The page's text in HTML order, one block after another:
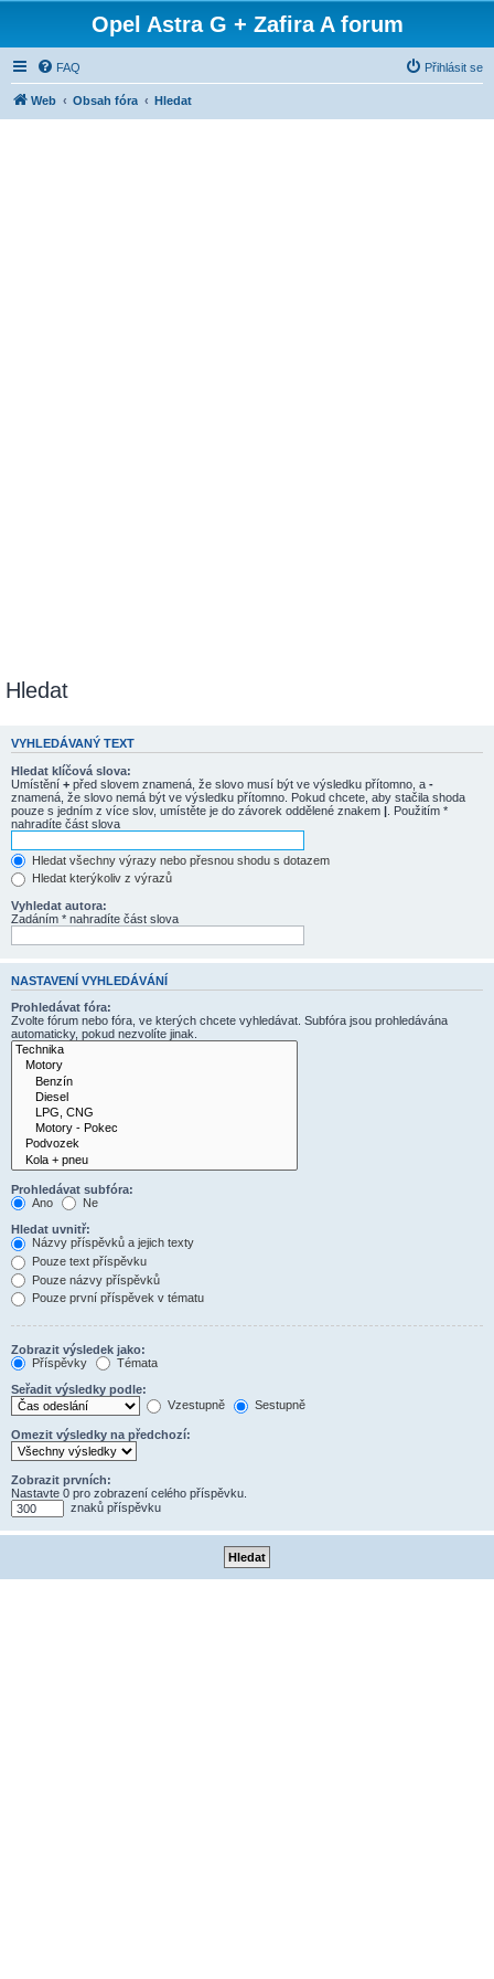
Opel Astra G + Zafira A forum
FAQ Přihlásit se
Web Obsah fóra Hledat
Hledat
VYHLEDÁVANÝ TEXT
Hledat klíčová slova:
Umístění + před slovem znamená, že slovo musí být ve výsledku přítomno, a -
znamená, že slovo nemá být ve výsledku přítomno. Pokud chcete, aby stačila shoda
pouze s jedním z více slov, umístěte je do závorek oddělené znakem | . Použitím *
nahradíte část slova
Hledat všechny výrazy nebo přesnou shodu s dotazem
Hledat kterýkoliv z výrazů
Vyhledat autora:
Zadáním * nahradíte část slova
NASTAVENÍ VYHLEDÁVÁNÍ
Prohledávat fóra:
Zvolte fórum nebo fóra, ve kterých chcete vyhledávat. Subfóra jsou prohledávána
automaticky, pokud nezvolíte jinak.
Prohledávat subfóra:
Ano
Ne
Hledat uvnitř:
Názvy příspěvků a jejich texty
Pouze text příspěvku
Pouze názvy příspěvků
Pouze první příspěvek v tématu
Zobrazit výsledek jako:
Příspěvky
Témata
Seřadit výsledky podle:
Vzestupně
Sestupně
Omezit výsledky na předchozí:
Zobrazit prvních:
Nastavte 0 pro zobrazení celého příspěvku.
znaků příspěvku